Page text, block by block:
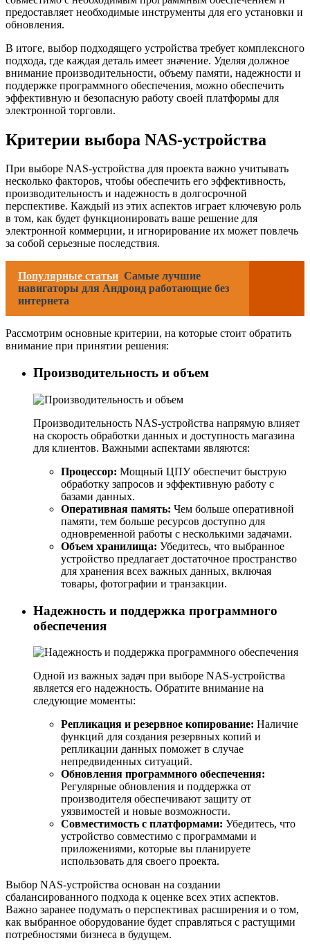
предоставляет необходимые инструменты для его установки и
обновления.
В итоге, выбор подходящего устройства требует комплексного
подхода, где каждая деталь имеет значение. Уделяя должное
внимание производительности, объему памяти, надежности и
поддержке программного обеспечения, можно обеспечить
эффективную и безопасную работу своей платформы для
электронной торговли.
Критерии выбора NAS-устройства
При выборе NAS-устройства для проекта важно учитывать
несколько факторов, чтобы обеспечить его эффективность,
производительность и надежность в долгосрочной
перспективе. Каждый из этих аспектов играет ключевую роль
в том, как будет функционировать ваше решение для
электронной коммерции, и игнорирование их может повлечь
за собой серьезные последствия.
Популярные статьи Самые лучшие
навигаторы для Андроид работающие без
интернета
Рассмотрим основные критерии, на которые стоит обратить
внимание при принятии решения:
Производительность и объем
Производительность NAS-устройства напрямую влияет
на скорость обработки данных и доступность магазина
для клиентов. Важными аспектами являются:
Процессор: Мощный ЦПУ обеспечит быструю
обработку запросов и эффективную работу с
базами данных.
Оперативная память: Чем больше оперативной
памяти, тем больше ресурсов доступно для
одновременной работы с несколькими задачами.
Объем хранилища: Убедитесь, что выбранное
устройство предлагает достаточное пространство
для хранения всех важных данных, включая
товары, фотографии и транзакции.
Надежность и поддержка программного
обеспечения
Одной из важных задач при выборе NAS-устройства
является его надежность. Обратите внимание на
следующие моменты:
Репликация и резервное копирование: Наличие
функций для создания резервных копий и
репликации данных поможет в случае
непредвиденных ситуаций.
Обновления программного обеспечения:
Регулярные обновления и поддержка от
производителя обеспечивают защиту от
уязвимостей и новые возможности.
Совместимость с платформами: Убедитесь, что
устройство совместимо с программами и
приложениями, которые вы планируете
использовать для своего проекта.
Выбор NAS-устройства основан на создании
сбалансированного подхода к оценке всех этих аспектов.
Важно заранее подумать о перспективах расширения и о том,
как выбранное оборудование будет справляться с растущими
потребностями бизнеса в будущем.